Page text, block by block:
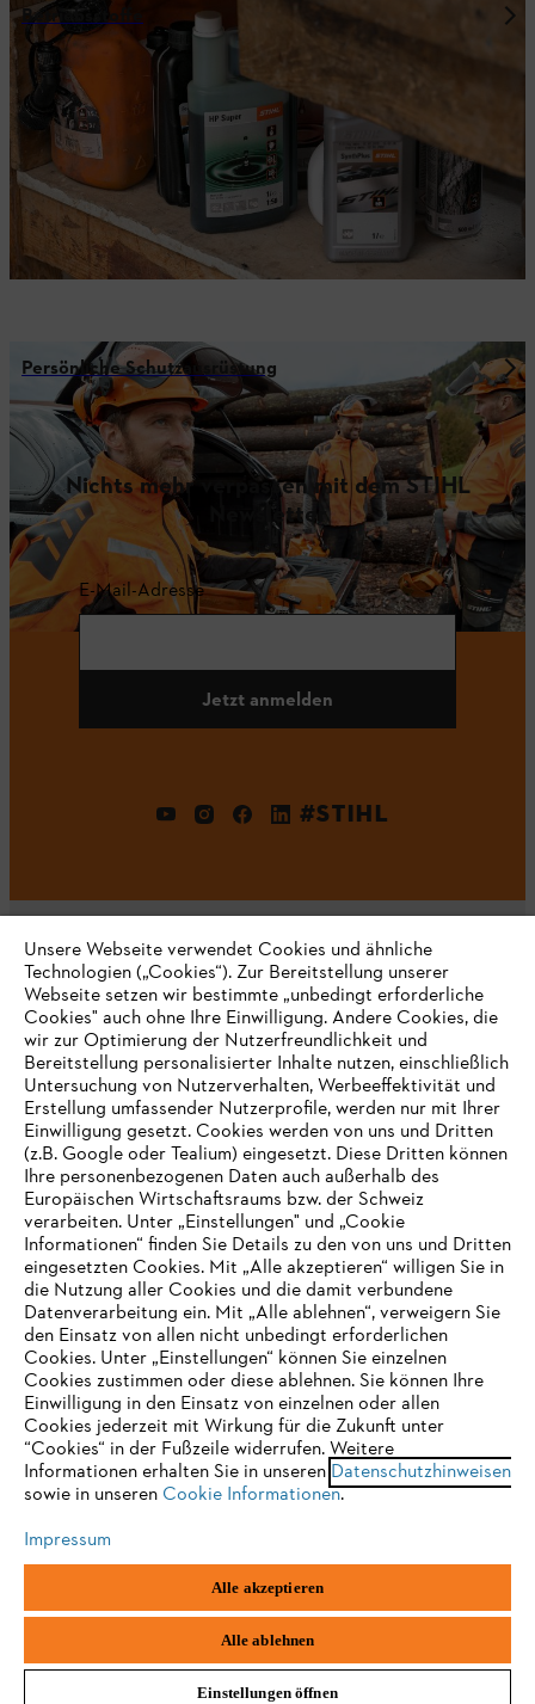
Betriebsstoffe
Persönliche Schutzausrüstung
Nichts mehr verpassen mit dem STIHL
Newsletter
E-Mail-Adresse
Jetzt anmelden
#STIHL
Unternehmen
Häufig gestellte Fragen
Support
Datenschutz Impressum Cookies
Rechtliche Informationen
STIHL VERTRIEBS AG, 8617 Mönchaltorf
IHR BROWSER WIRD NICHT
UNTERSTÜTZT
Sie nutzen einen Browser, den wir noch nicht unterstützen. Für
eine optimale Nutzung unserer Seite empfehlen wir Ihnen, zu
einem der folgenden Browser zu wechseln:
Firefox Chrome
Unsere Webseite verwendet Cookies und ähnliche
Technologien („Cookies“). Zur Bereitstellung unserer
Webseite setzen wir bestimmte „unbedingt erforderliche
Cookies" auch ohne Ihre Einwilligung. Andere Cookies, die
wir zur Optimierung der Nutzerfreundlichkeit und
Bereitstellung personalisierter Inhalte nutzen, einschließlich
Untersuchung von Nutzerverhalten, Werbeeffektivität und
Erstellung umfassender Nutzerprofile, werden nur mit Ihrer
Einwilligung gesetzt. Cookies werden von uns und Dritten
(z.B. Google oder Tealium) eingesetzt. Diese Dritten können
Ihre personenbezogenen Daten auch außerhalb des
Europäischen Wirtschaftsraums bzw. der Schweiz
verarbeiten. Unter „Einstellungen" und „Cookie
Informationen“ finden Sie Details zu den von uns und Dritten
eingesetzten Cookies. Mit „Alle akzeptieren“ willigen Sie in
die Nutzung aller Cookies und die damit verbundene
Datenverarbeitung ein. Mit „Alle ablehnen“, verweigern Sie
den Einsatz von allen nicht unbedingt erforderlichen
Cookies. Unter „Einstellungen“ können Sie einzelnen
Cookies zustimmen oder diese ablehnen. Sie können Ihre
Einwilligung in den Einsatz von einzelnen oder allen
Cookies jederzeit mit Wirkung für die Zukunft unter
“Cookies“ in der Fußzeile widerrufen. Weitere
Informationen erhalten Sie in unseren Datenschutzhinweisen
sowie in unseren Cookie Informationen.
Impressum
Alle akzeptieren
Alle ablehnen
Einstellungen öffnen